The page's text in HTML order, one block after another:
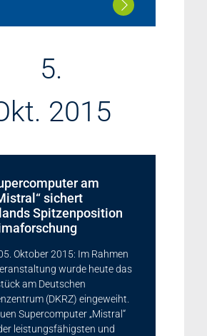
5.
2015
am
sichert
Spitzenposition
Oktober 2015: Im Rahmen
wurde heute das
am Deutschen
(DKRZ) eingeweiht.
Supercomputer „Mistral“
leistungsfähigsten und